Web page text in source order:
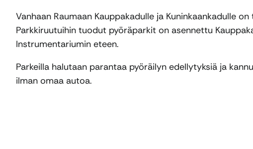
Vanhaan Raumaan Kauppakadulle ja Kuninkaankadulle
Parkkiruutuihin tuodut pyöräparkit on asennettu
Instrumentariumin eteen.
Parkeilla halutaan parantaa pyöräilyn edellytyksiä ja
ilman omaa autoa.